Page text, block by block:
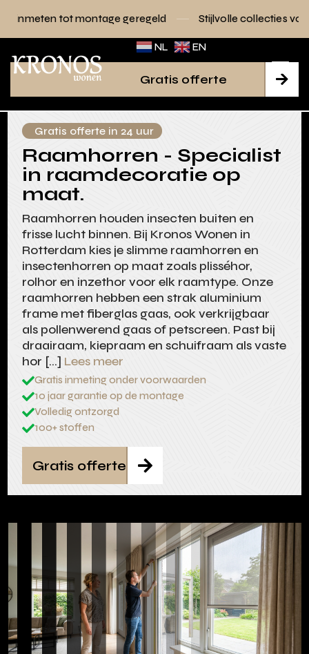
geregeld Stijlvolle collecties voor elk interieur
NL EN

Gratis offerte
Gratis offerte in 24 uur
Raamhorren - Specialist
in raamdecoratie op
maat.
Raamhorren houden insecten buiten en
frisse lucht binnen. Bij Kronos Wonen in
Rotterdam kies je slimme raamhorren en
insectenhorren op maat zoals plisséhor,
rolhor en inzethor voor elk raamtype. Onze
raamhorren hebben een strak aluminium
frame met fiberglas gaas, ook verkrijgbaar
als pollenwerend gaas of petscreen. Past bij
draairaam, kiepraam en schuifraam als vaste
hor […] Lees meer
Gratis inmeting onder voorwaarden
10 jaar garantie op de montage
Volledig ontzorgd
100+ stoffen

Gratis offerte